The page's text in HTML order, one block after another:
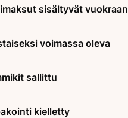
sisältyvät vuokraan
voimassa oleva
sallittu
kielletty